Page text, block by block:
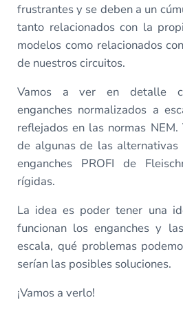
frustrantes y se deben a un
tanto relacionados con la
modelos como relacionados
de nuestros circuitos.
Vamos a ver en detalle
enganches normalizados a
reflejados en las normas
de algunas de las alternativas
enganches PROFI de
rígidas.
La idea es poder tener una
funcionan los enganches y
escala, qué problemas
serían las posibles soluciones.
¡Vamos a verlo!